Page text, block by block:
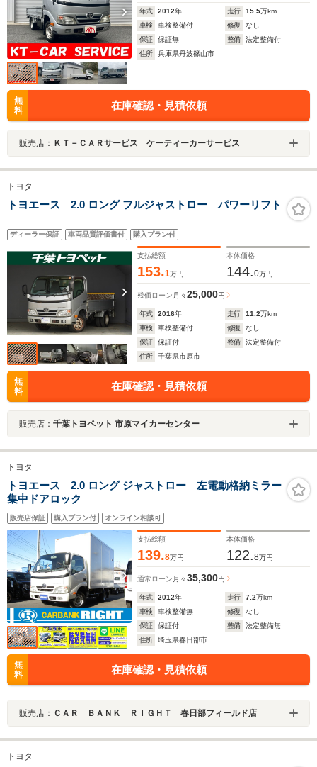
年式 2012年 走行 15.5万km
車検
車検整備付 修復
なし
保証
保証無 整備
法定整備付
住所
兵庫県丹波篠山市
無
料
在庫確認・見積依頼
販売店： ＫＴ－ＣＡＲサービス ケーティーカーサービス
トヨタ
トヨエース 2.0 ロング フルジャストロー パワーリフト
ディーラー保証 車両品質評価書付 購入プラン付
支払総額
153.1万円
本体価格
144.0万円
残価ローン 月々25,000円
年式 2016年 走行 11.2万km
車検
車検整備付 修復
なし
保証
保証付 整備
法定整備付
住所
千葉県市原市
無
料
在庫確認・見積依頼
販売店： 千葉トヨペット 市原マイカーセンター
トヨタ
トヨエース 2.0 ロング ジャストロー 左電動格納ミラー
集中ドアロック
販売店保証 購入プラン付 オンライン相談可
支払総額
139.8万円
本体価格
122.8万円
通常ローン 月々35,300円
年式 2012年 走行 7.2万km
車検
車検整備無 修復
なし
保証
保証付 整備
法定整備無
住所
埼玉県春日部市
無
料
在庫確認・見積依頼
販売店： ＣＡＲ ＢＡＮＫ ＲＩＧＨＴ 春日部フィールド店
トヨタ